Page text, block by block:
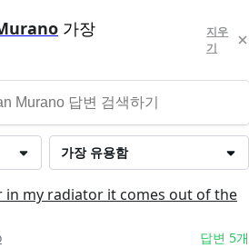
가장
지우
기
가장 유용함
in my radiator it comes out of the
답변 5개